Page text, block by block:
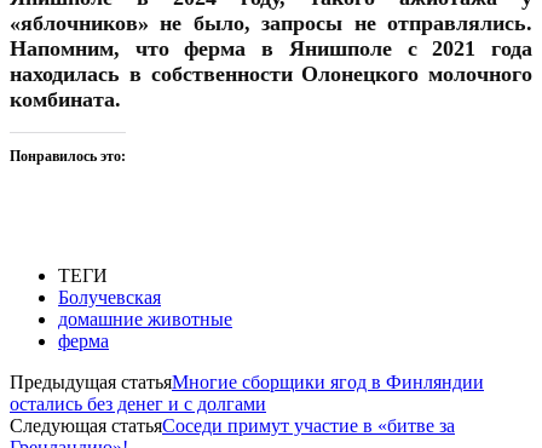
«яблочников» не было, запросы не отправлялись.
Напомним, что ферма в Янишполе с 2021 года
находилась в собственности Олонецкого молочного
комбината.
Понравилось это:
ТЕГИ
Болучевская
домашние животные
ферма
Предыдущая статьяМногие сборщики ягод в Финляндии
остались без денег и с долгами
Следующая статьяСоседи примут участие в «битве за